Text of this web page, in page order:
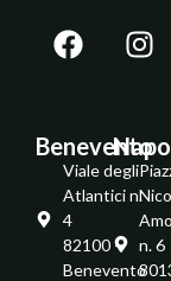
Benevento
Viale degli
Atlantici n.
4
82100 -
Benevento
n. 6